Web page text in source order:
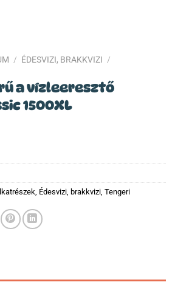
/ ÉDESVIZI, BRAKKVIZI /
a vízleeresztő
1500XL
, Édesvizi, brakkvizi, Tengeri